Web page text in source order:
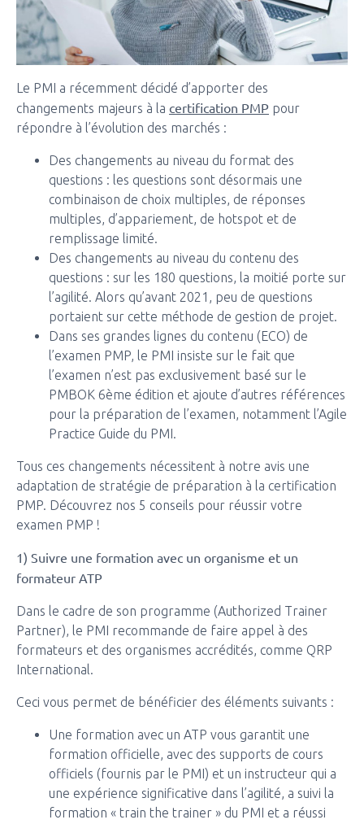
Le PMI a récemment décidé d’apporter des
changements majeurs à la certification PMP pour
répondre à l’évolution des marchés :
Des changements au niveau du format des
questions : les questions sont désormais une
combinaison de choix multiples, de réponses
multiples, d’appariement, de hotspot et de
remplissage limité.
Des changements au niveau du contenu des
questions : sur les 180 questions, la moitié porte sur
l’agilité. Alors qu’avant 2021, peu de questions
portaient sur cette méthode de gestion de projet.
Dans ses grandes lignes du contenu (ECO) de
l’examen PMP, le PMI insiste sur le fait que
l’examen n’est pas exclusivement basé sur le
PMBOK 6ème édition et ajoute d’autres références
pour la préparation de l’examen, notamment l’Agile
Practice Guide du PMI.
Tous ces changements nécessitent à notre avis une
adaptation de stratégie de préparation à la certification
PMP. Découvrez nos 5 conseils pour réussir votre
examen PMP !
1) Suivre une formation avec un organisme et un
formateur ATP
Dans le cadre de son programme (Authorized Trainer
Partner), le PMI recommande de faire appel à des
formateurs et des organismes accrédités, comme QRP
International.
Ceci vous permet de bénéficier des éléments suivants :
Une formation avec un ATP vous garantit une
formation officielle, avec des supports de cours
officiels (fournis par le PMI) et un instructeur qui a
une expérience significative dans l’agilité, a suivi la
formation « train the trainer » du PMI et a réussi